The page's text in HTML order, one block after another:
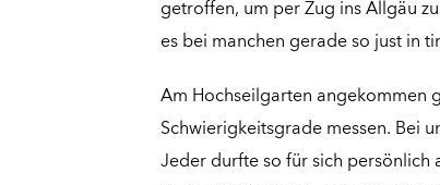
getroffen, um per Zug ins Allgäu
es bei manchen gerade so just in
Am Hochseilgarten angekommen
Schwierigkeitsgrade messen. Bei
Jeder durfte so für sich persönlich